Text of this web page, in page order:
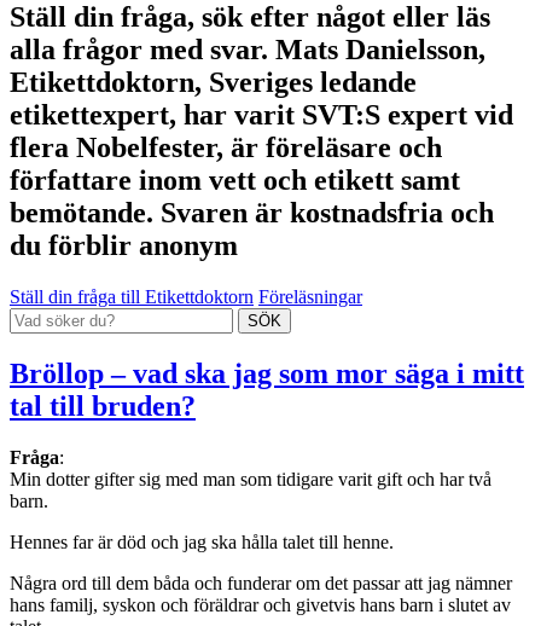
Ställ din fråga, sök efter något eller läs
alla frågor med svar. Mats Danielsson,
Etikettdoktorn, Sveriges ledande
etikettexpert, har varit SVT:S expert vid
flera Nobelfester, är föreläsare och
författare inom vett och etikett samt
bemötande. Svaren är kostnadsfria och
du förblir anonym
Ställ din fråga till Etikettdoktorn Föreläsningar
Bröllop – vad ska jag som mor säga i mitt
tal till bruden?
Fråga:
Min dotter gifter sig med man som tidigare varit gift och har två
barn.
Hennes far är död och jag ska hålla talet till henne.
Några ord till dem båda och funderar om det passar att jag nämner
hans familj, syskon och föräldrar och givetvis hans barn i slutet av